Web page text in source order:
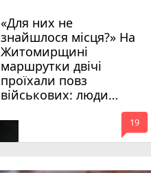
«Для них не
знайшлося місця?» На
Житомирщині
маршрутки двічі
проїхали повз
військових: люди
вимагають покарати
винних
mode_comment
19